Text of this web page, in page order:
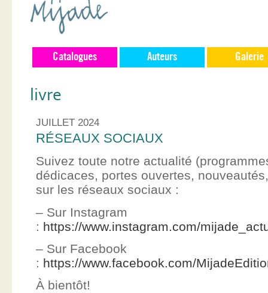
Catalogues Auteurs Galerie
livre
JUILLET 2024
RÉSEAUX SOCIAUX
Suivez toute notre actualité
dédicaces, portes ouvertes,
sur les réseaux sociaux :
– Sur Instagram
: https://www.instagram.com/
– Sur Facebook
: https://www.facebook.com/
À bientôt!